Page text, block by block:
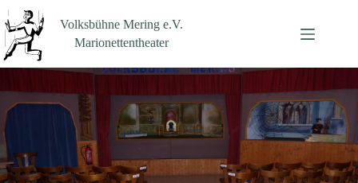
Inhalt
springen
Volksbühne Mering e.V.
Marionettentheater